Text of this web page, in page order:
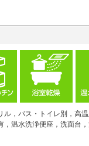
ル，バス・トイレ別，高
，温水洗浄便座，洗面台